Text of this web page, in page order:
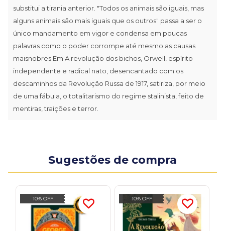
substitui a tirania anterior. "Todos os animais são iguais, mas
alguns animais são mais iguais que os outros" passa a ser o
único mandamento em vigor e condensa em poucas
palavras como o poder corrompe até mesmo as causas
maisnobres.Em A revolução dos bichos, Orwell, espírito
independente e radical nato, desencantado com os
descaminhos da Revolução Russa de 1917, satiriza, por meio
de uma fábula, o totalitarismo do regime stalinista, feito de
mentiras, traições e terror.
Sugestões de compra
10% OFF 10% OFF